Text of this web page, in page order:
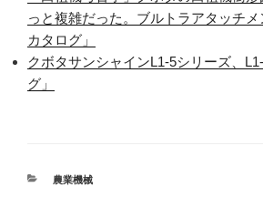
っと複雑だった。ブルトラアタッチ
カタログ」
クボタサンシャインL1-5シリーズ、
グ」
カ
農業機械